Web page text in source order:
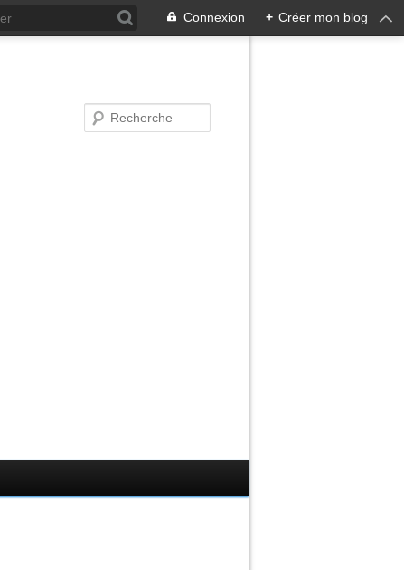
Connexion + Créer mon blog